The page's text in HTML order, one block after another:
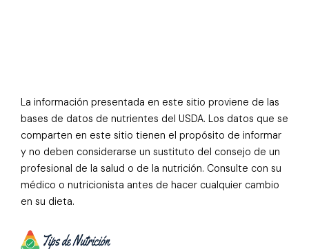
La información presentada en este sitio proviene de las
bases de datos de nutrientes del USDA. Los datos que se
comparten en este sitio tienen el propósito de informar
y no deben considerarse un sustituto del consejo de un
profesional de la salud o de la nutrición. Consulte con su
médico o nutricionista antes de hacer cualquier cambio
en su dieta.